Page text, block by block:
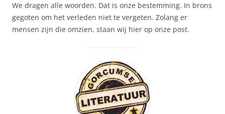
We dragen alle woorden. Dat is onze bestemming. In brons
gegoten om het verleden niet te vergeten. Zolang er
mensen zijn die omzien, staan wij hier op onze post.